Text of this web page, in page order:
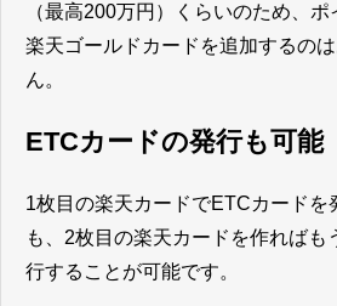
（最高200万円）くらいのため、
楽天ゴールドカードを追加するの
ん。
ETCカードの発行も可能
1枚目の楽天カードでETCカードを
も、2枚目の楽天カードを作ればも
行することが可能です。